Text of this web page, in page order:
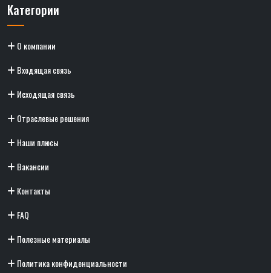
Категории
О компании
Входящая связь
Исходящая связь
Отраслевые решения
Наши плюсы
Вакансии
Контакты
FAQ
Полезные материалы
Политика конфиденциальности